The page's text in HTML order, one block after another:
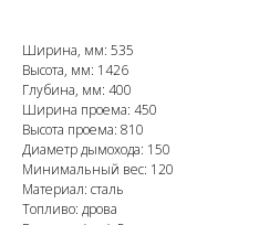
Ширина, мм: 535
Высота, мм: 1426
Глубина, мм: 400
Ширина проема: 450
Высота проема: 810
Диаметр дымохода: 150
Минимальный вес: 120
Материал: сталь
Топливо: дрова